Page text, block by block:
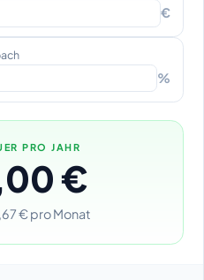
€
%
PRO JAHR
€
€ pro Monat